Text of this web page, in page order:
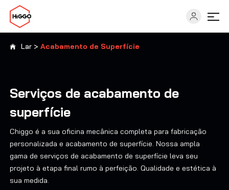
Indústrias
Soluções
Recursos
Lar >Acabamento de Superfície
Serviços de acabamento de
superfície
Chiggo é a sua oficina mecânica completa para fabricação
personalizada e acabamento de superfície. Nossa ampla
gama de serviços de acabamento de superfície leva seu
projeto à etapa final rumo à perfeição. Qualidade e estética à
sua medida.